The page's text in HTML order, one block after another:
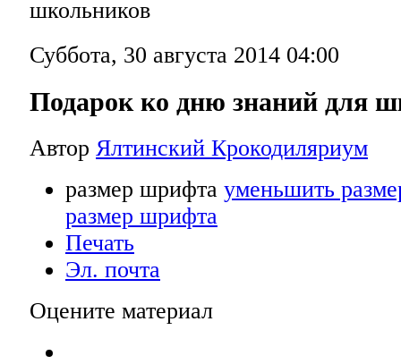
школьников
Суббота, 30 августа 2014 04:00
Подарок ко дню знаний для
Автор Ялтинский Крокодиляриум
размер шрифта уменьшить
размер шрифта
Печать
Эл. почта
Оцените материал